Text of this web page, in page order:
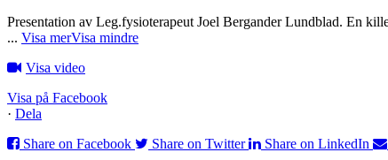
Presentation av Leg.fysioterapeut Joel Bergander Lundblad. En
... Visa merVisa mindre
Visa video
Visa på Facebook
· Dela
Share on Facebook
Share on Twitter Share on LinkedIn